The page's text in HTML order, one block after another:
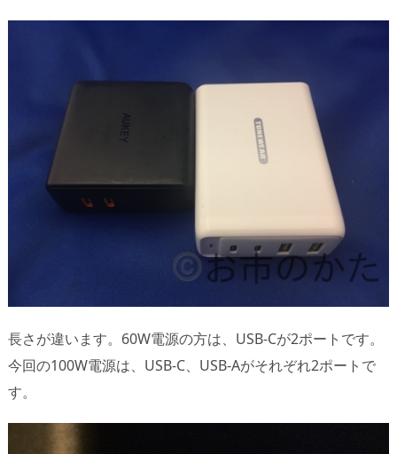
長さが違います。60W電源の方は、USB-Cが2ポートです。
今回の100W電源は、USB-C、USB-Aがそれぞれ2ポートで
す。